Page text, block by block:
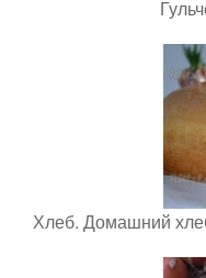
Хлеб. Домашний